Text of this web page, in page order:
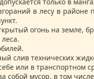
в лесу в
огонь на земле,
слив технических
или в транспортном
собой мусор, в том